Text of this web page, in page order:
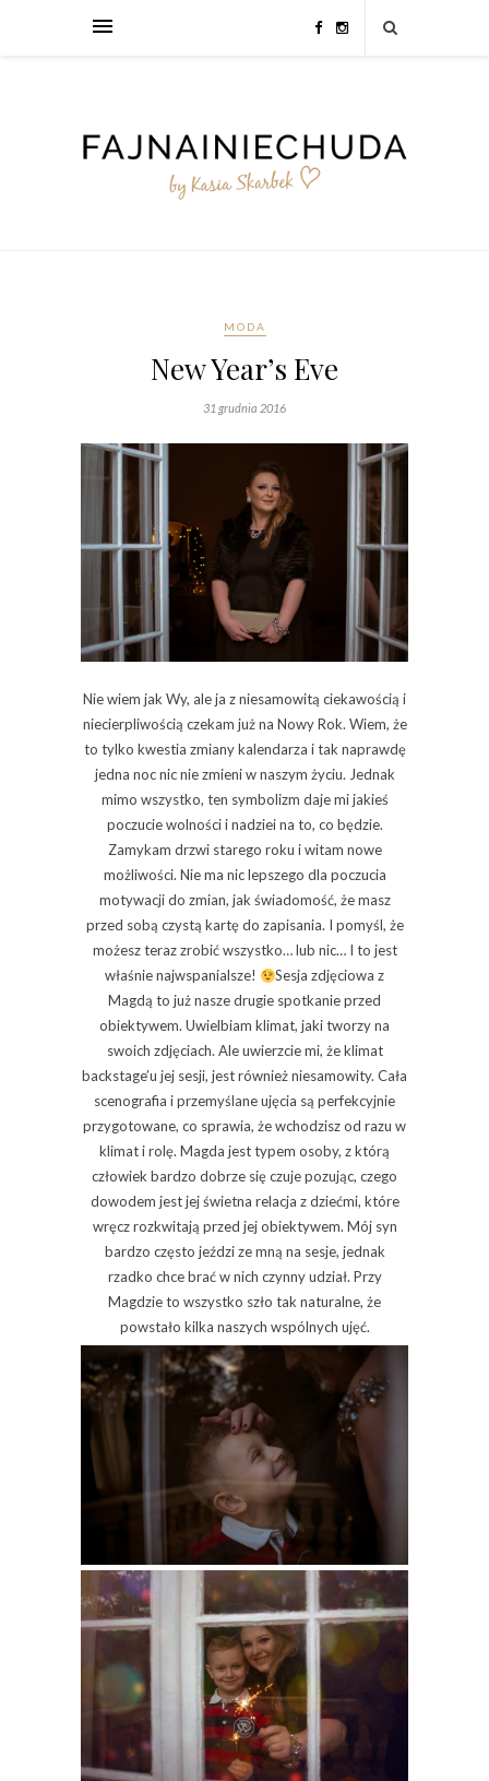
MODA
New Year’s Eve
31 grudnia 2016
Nie wiem jak Wy, ale ja z niesamowitą ciekawością i
niecierpliwością czekam już na Nowy Rok. Wiem, że
to tylko kwestia zmiany kalendarza i tak naprawdę
jedna noc nic nie zmieni w naszym życiu. Jednak
mimo wszystko, ten symbolizm daje mi jakieś
poczucie wolności i nadziei na to, co będzie.
Zamykam drzwi starego roku i witam nowe
możliwości. Nie ma nic lepszego dla poczucia
motywacji do zmian, jak świadomość, że masz
przed sobą czystą kartę do zapisania. I pomyśl, że
możesz teraz zrobić wszystko… lub nic… I to jest
właśnie najwspanialsze!
Sesja zdjęciowa z
Magdą to już nasze drugie spotkanie przed
obiektywem. Uwielbiam klimat, jaki tworzy na
swoich zdjęciach. Ale uwierzcie mi, że klimat
backstage’u jej sesji, jest również niesamowity. Cała
scenografia i przemyślane ujęcia są perfekcyjnie
przygotowane, co sprawia, że wchodzisz od razu w
klimat i rolę. Magda jest typem osoby, z którą
człowiek bardzo dobrze się czuje pozując, czego
dowodem jest jej świetna relacja z dziećmi, które
wręcz rozkwitają przed jej obiektywem. Mój syn
bardzo często jeździ ze mną na sesje, jednak
rzadko chce brać w nich czynny udział. Przy
Magdzie to wszystko szło tak naturalne, że
powstało kilka naszych wspólnych ujęć.